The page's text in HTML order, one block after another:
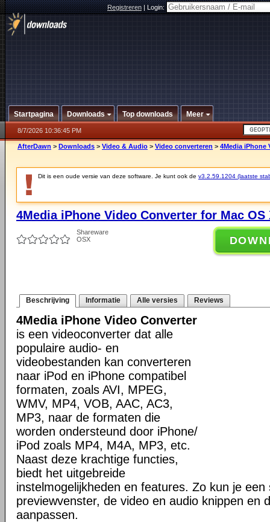
Registreren|Login:
Startpagina Downloads Top downloads Meer
8/7/2026 10:36:45 PM
AfterDawn > Downloads > Video & Audio > Video converteren > 4Media iPhone
Dit is een oude versie van deze software. Je kunt ook de v3.2.59.1204 (laatste
4Media iPhone Video Converter for Mac OS
Shareware
OSX
Beschrijving Informatie Alle versies Reviews
4Media iPhone Video Converter
is een videoconverter dat alle
populaire audio- en
videobestanden kan converteren
naar iPod en iPhone compatibel
formaten, zoals AVI, MPEG,
WMV, MP4, VOB, AAC, AC3,
MP3, naar de formaten die
worden ondersteund door iPhone/
iPod zoals MP4, M4A, MP3, etc.
Naast deze krachtige functies,
biedt het uitgebreide
instelmogelijkheden en features. Zo kun je
previewvenster, de video en audio knippen en
aanpassen.